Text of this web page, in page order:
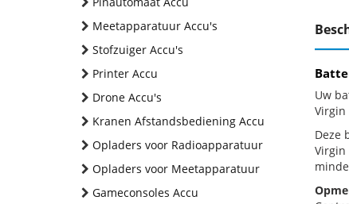
Meetapparatuur Accu's
Stofzuiger Accu's
Printer Accu
Drone Accu's
Kranen Afstandsbediening Accu
Opladers voor Radioapparatuur
Opladers voor Meetapparatuur
Gameconsoles Accu
Uw
Virgin
Deze
Virgin